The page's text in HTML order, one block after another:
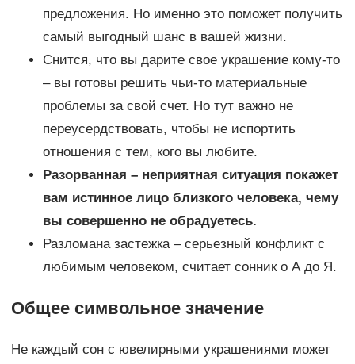
предложения. Но именно это поможет получить
самый выгодный шанс в вашей жизни.
Снится, что вы дарите свое украшение кому-то
– вы готовы решить чьи-то материальные
проблемы за свой счет. Но тут важно не
переусердствовать, чтобы не испортить
отношения с тем, кого вы любите.
Разорванная – неприятная ситуация покажет
вам истинное лицо близкого человека, чему
вы совершенно не обрадуетесь.
Разломана застежка – серьезный конфликт с
любимым человеком, считает сонник о А до Я.
Общее символьное значение
Не каждый сон с ювелирными украшениями может